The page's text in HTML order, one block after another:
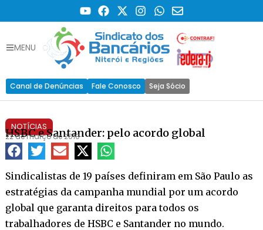
MENU
Canal de Denúncias Fale Conosco Seja Sócio
NOTÍCIAS
HSBC e Santander: pelo acordo global
22 de março de 2010
Sindicalistas de 19 países definiram em São Paulo as
estratégias da campanha mundial por um acordo
global que garanta direitos para todos os
trabalhadores de HSBC e Santander no mundo.